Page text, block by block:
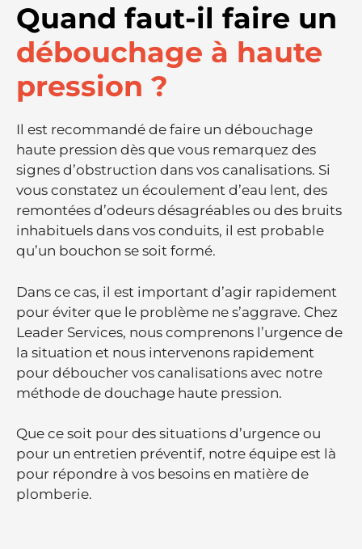
Quand faut-il faire un
débouchage à haute
pression ?
Il est recommandé de faire un débouchage
haute pression dès que vous remarquez des
signes d’obstruction dans vos canalisations. Si
vous constatez un écoulement d’eau lent, des
remontées d’odeurs désagréables ou des bruits
inhabituels dans vos conduits, il est probable
qu’un bouchon se soit formé.
Dans ce cas, il est important d’agir rapidement
pour éviter que le problème ne s’aggrave. Chez
Leader Services, nous comprenons l’urgence de
la situation et nous intervenons rapidement
pour déboucher vos canalisations avec notre
méthode de douchage haute pression.
Que ce soit pour des situations d’urgence ou
pour un entretien préventif, notre équipe est là
pour répondre à vos besoins en matière de
plomberie.